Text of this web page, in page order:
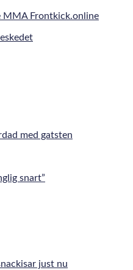
med gatsten
snart”
just nu